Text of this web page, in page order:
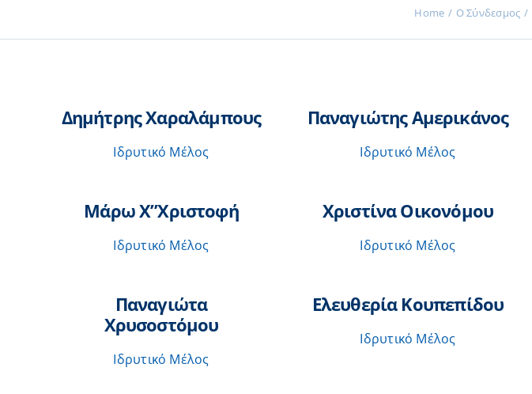
Home Ο Σύνδεσμος
Δημήτρης Χαραλάμπους
Ιδρυτικό Μέλος
Παναγιώτης Αμερικάνος
Ιδρυτικό Μέλος
Μάρω Χ”Χριστοφή
Ιδρυτικό Μέλος
Χριστίνα Οικονόμου
Ιδρυτικό Μέλος
Παναγιώτα
Χρυσοστόμου
Ιδρυτικό Μέλος
Ελευθερία Κουπεπίδου
Ιδρυτικό Μέλος